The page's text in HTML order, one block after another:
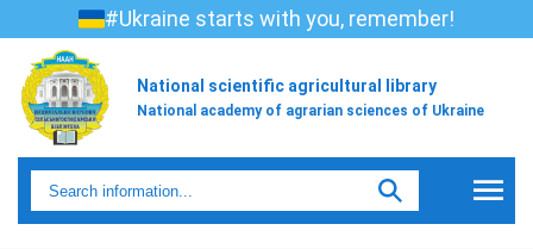
#Ukraine starts with you, remember!
National scientific agricultural library
National academy of agrarian sciences of Ukraine